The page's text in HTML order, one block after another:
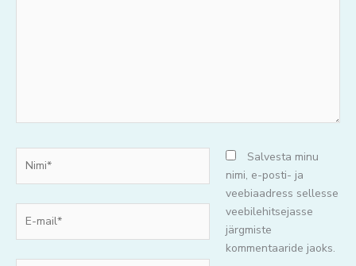
mail*
Salvesta minu
nimi, e-posti- ja
veebiaadress sellesse
veebilehitsejasse
järgmiste
kommentaaride jaoks.